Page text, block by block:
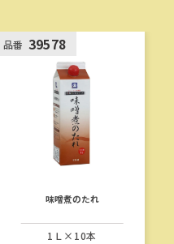
品番 39578
味噌煮のたれ
1Ｌ×10本